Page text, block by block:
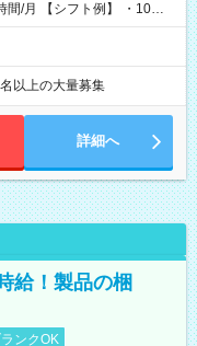
・10：
以上の大量募集
詳細へ
給！製品の梱
ンクOK